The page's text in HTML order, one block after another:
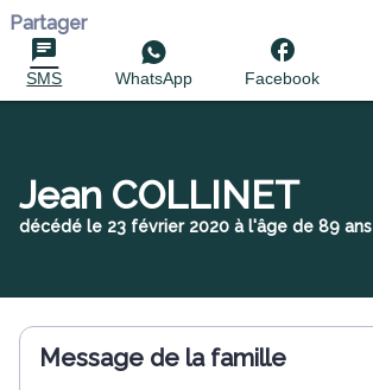
Partager
SMS WhatsApp Facebook
Jean COLLINET
décédé le 23 février 2020 à l'âge de 89 ans
Message de la famille